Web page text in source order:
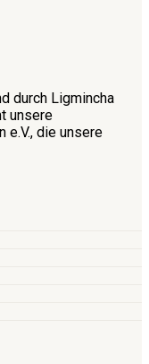
durch Ligmincha
unsere
e.V., die unsere